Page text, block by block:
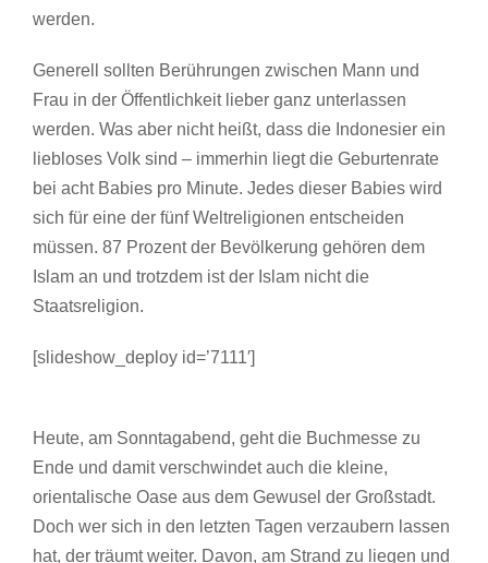
werden.
Generell sollten Berührungen zwischen Mann und
Frau in der Öffentlichkeit lieber ganz unterlassen
werden. Was aber nicht heißt, dass die Indonesier ein
liebloses Volk sind – immerhin liegt die Geburtenrate
bei acht Babies pro Minute. Jedes dieser Babies wird
sich für eine der fünf Weltreligionen entscheiden
müssen. 87 Prozent der Bevölkerung gehören dem
Islam an und trotzdem ist der Islam nicht die
Staatsreligion.
[slideshow_deploy id=’7111′]
Heute, am Sonntagabend, geht die Buchmesse zu
Ende und damit verschwindet auch die kleine,
orientalische Oase aus dem Gewusel der Großstadt.
Doch wer sich in den letzten Tagen verzaubern lassen
hat, der träumt weiter. Davon, am Strand zu liegen und